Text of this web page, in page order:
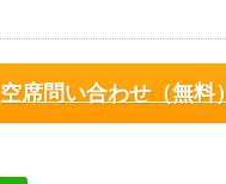
空席問い合わせ（無料）